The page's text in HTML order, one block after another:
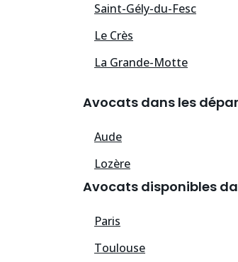
Saint-Gély-du-Fesc
Le Crès
La Grande-Motte
Avocats dans les
Aude
Lozère
Avocats disponibles
Paris
Toulouse